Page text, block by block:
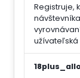
Registruje,
užívateľská